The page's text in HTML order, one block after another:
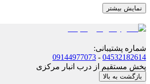
نمایش بیشتر
شماره پشتیبانی:
04532182614
-
09144977073
پخش مستقیم از درب انبار مرکزی
بازگشت به بالا